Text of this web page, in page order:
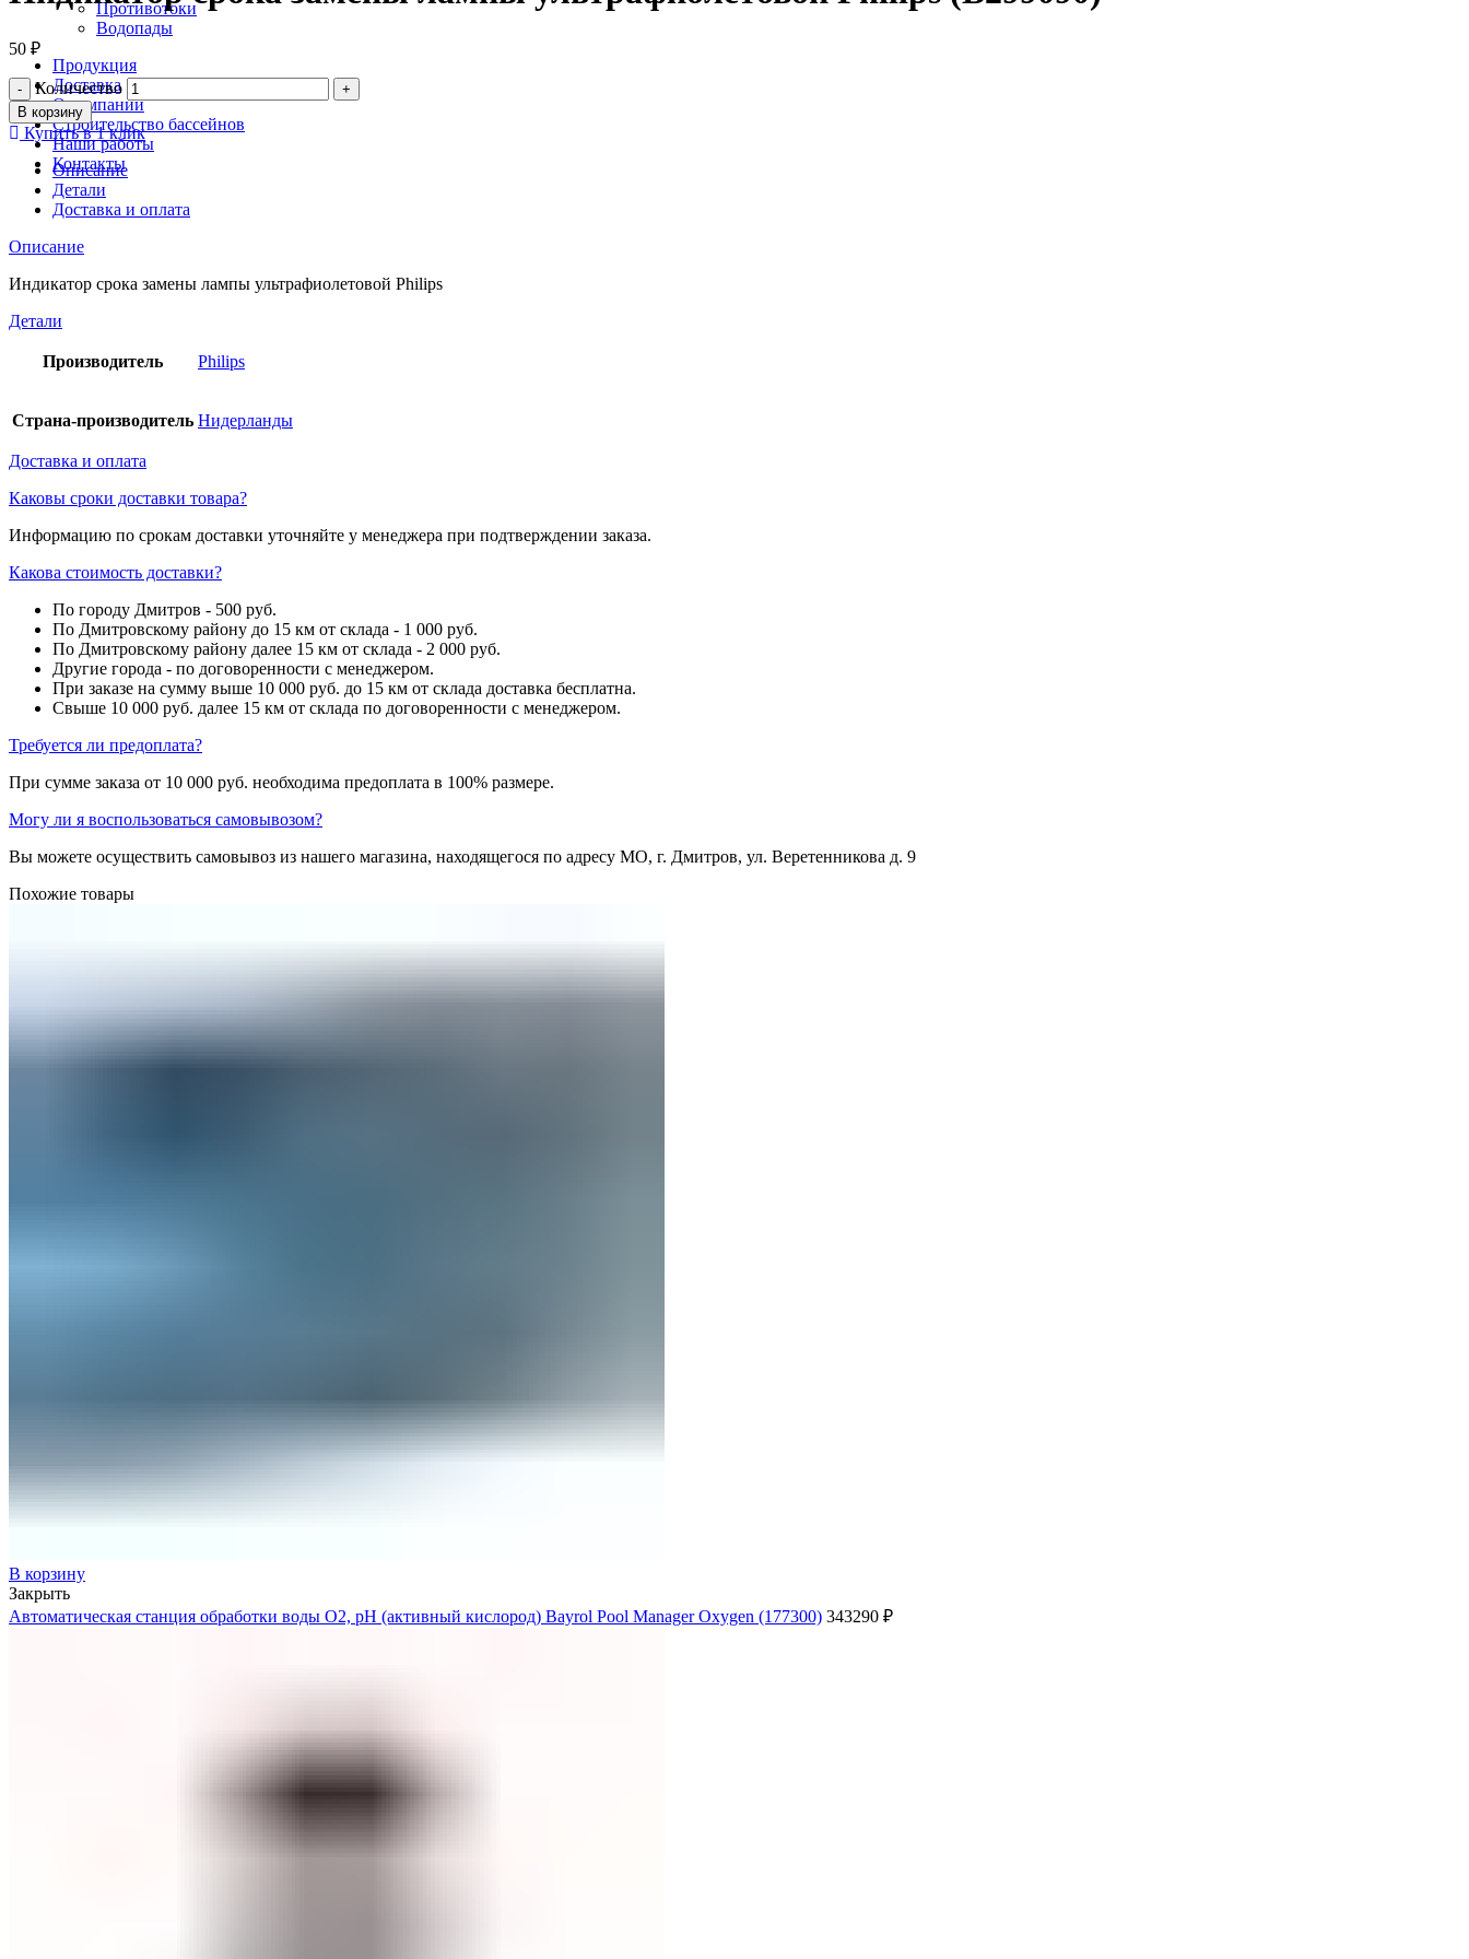
Противотоки
Водопады
Продукция
Доставка
О компании
Строительство бассейнов
Наши работы
Контакты
50 ₽
Количество
В корзину
Купить в 1 клик
Описание
Детали
Доставка и оплата
Описание
Индикатор срока замены лампы ультрафиолетовой Philips
Детали
Производитель Philips
Страна-производитель Нидерланды
Доставка и оплата
Каковы сроки доставки товара?
Информацию по срокам доставки уточняйте у менеджера при подтверждении заказа.
Какова стоимость доставки?
По городу Дмитров - 500 руб.
По Дмитровскому району до 15 км от склада - 1 000 руб.
По Дмитровскому району далее 15 км от склада - 2 000 руб.
Другие города - по договоренности с менеджером.
При заказе на сумму выше 10 000 руб. до 15 км от склада доставка бесплатна.
Свыше 10 000 руб. далее 15 км от склада по договоренности с менеджером.
Требуется ли предоплата?
При сумме заказа от 10 000 руб. необходима предоплата в 100% размере.
Могу ли я воспользоваться самовывозом?
Вы можете осуществить самовывоз из нашего магазина, находящегося по адресу МО, г. Дмитров, ул. Веретенникова д. 9
Похожие товары
В корзину
Закрыть
Автоматическая станция обработки воды O2, pH (активный кислород) Bayrol Poоl Manager Oxygen (177300) 343290 ₽